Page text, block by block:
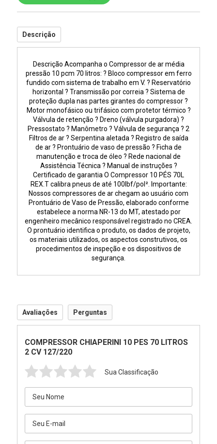
Descrição
Descrição Acompanha o Compressor de ar média
pressão 10 pcm 70 litros: ? Bloco compressor em ferro
fundido com sistema de trabalho em V. ? Reservatório
horizontal ? Transmissão por correia ? Sistema de
proteção dupla nas partes girantes do compressor ?
Motor monofásico ou trifásico com protetor térmico ?
Válvula de retenção ? Dreno (válvula purgadora) ?
Pressostato ? Manômetro ? Válvula de segurança ? 2
Filtros de ar ? Serpentina aletada ? Registro de saída
de ar ? Prontuário de vaso de pressão ? Ficha de
manutenção e troca de óleo ? Rede nacional de
Assistência Técnica ? Manual de instruções ?
Certificado de garantia O Compressor 10 PÉS 70L
REX.T calibra pneus de até 100lbf/pol². Importante:
Nossos compressores de ar chegam ao usuário com
Prontuário de Vaso de Pressão, elaborado conforme
estabelece a norma NR-13 do MT, atestado por
engenheiro mecânico responsável registrado no CREA.
O prontuário identifica o produto, os dados de projeto,
os materiais utilizados, os aspectos construtivos, os
procedimentos de inspeção e os dispositivos de
segurança.
Avaliações Perguntas
COMPRESSOR CHIAPERINI 10 PES 70 LITROS
2 CV 127/220
Sua Classificação